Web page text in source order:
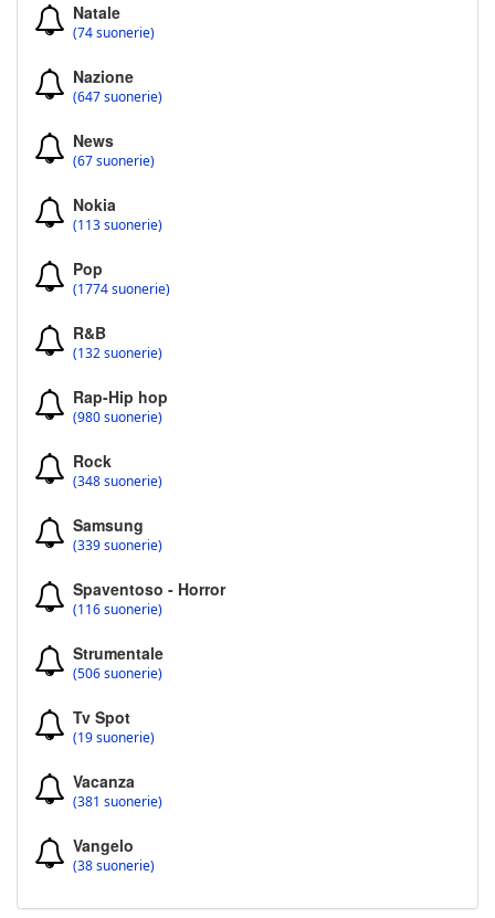
Natale
(74 suonerie)
Nazione
(647 suonerie)
News
(67 suonerie)
Nokia
(113 suonerie)
Pop
(1774 suonerie)
R&B
(132 suonerie)
Rap-Hip hop
(980 suonerie)
Rock
(348 suonerie)
Samsung
(339 suonerie)
Spaventoso - Horror
(116 suonerie)
Strumentale
(506 suonerie)
Tv Spot
(19 suonerie)
Vacanza
(381 suonerie)
Vangelo
(38 suonerie)